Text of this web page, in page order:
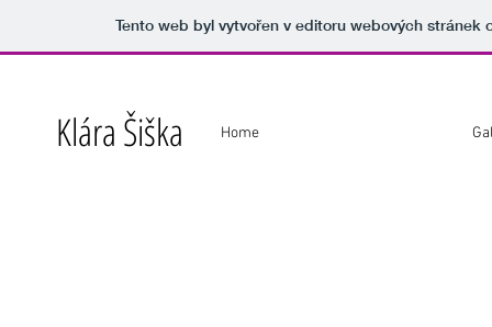
Tento web byl vytvořen v editoru webových stránek
Klára Šiška Home